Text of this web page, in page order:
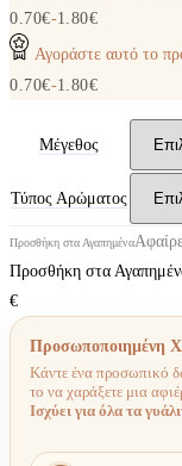
0.70€-1.80€
Αγοράστε αυτό το
0.70€-1.80€
Μέγεθος
Τύπος Αρώματος
Προσθήκη στα Αγαπημένα
Προσθήκη στα
€
Προσωποποιημένη
Κάντε ένα προσωπικό
το να χαράξετε μια
Ισχύει για όλα τα